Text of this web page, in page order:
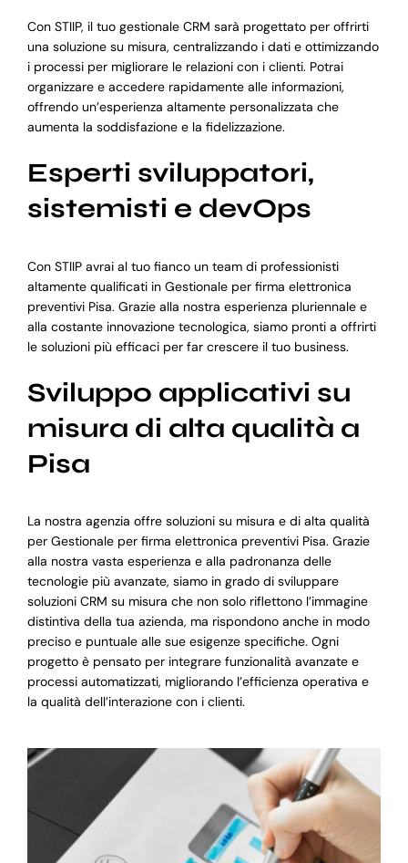
Con STIIP, il tuo gestionale CRM sarà progettato per offrirti
una soluzione su misura, centralizzando i dati e ottimizzando
i processi per migliorare le relazioni con i clienti. Potrai
organizzare e accedere rapidamente alle informazioni,
offrendo un’esperienza altamente personalizzata che
aumenta la soddisfazione e la fidelizzazione.
Esperti sviluppatori,
sistemisti e devOps
Con STIIP avrai al tuo fianco un team di professionisti
altamente qualificati in Gestionale per firma elettronica
preventivi Pisa. Grazie alla nostra esperienza pluriennale e
alla costante innovazione tecnologica, siamo pronti a offrirti
le soluzioni più efficaci per far crescere il tuo business.
Sviluppo applicativi su
misura di alta qualità a
Pisa
La nostra agenzia offre soluzioni su misura e di alta qualità
per Gestionale per firma elettronica preventivi Pisa. Grazie
alla nostra vasta esperienza e alla padronanza delle
tecnologie più avanzate, siamo in grado di sviluppare
soluzioni CRM su misura che non solo riflettono l’immagine
distintiva della tua azienda, ma rispondono anche in modo
preciso e puntuale alle sue esigenze specifiche. Ogni
progetto è pensato per integrare funzionalità avanzate e
processi automatizzati, migliorando l’efficienza operativa e
la qualità dell’interazione con i clienti.